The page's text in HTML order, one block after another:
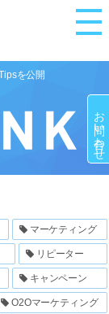
M
お問い合わせ
を公開
マーケティング
リピーター
キャンペーン
O2Oマーケティング